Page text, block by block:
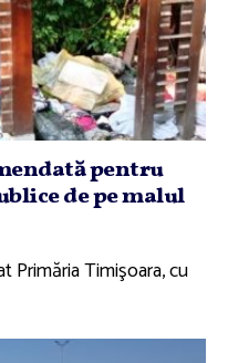
pentru
de pe malul
Primăria Timişoara, cu